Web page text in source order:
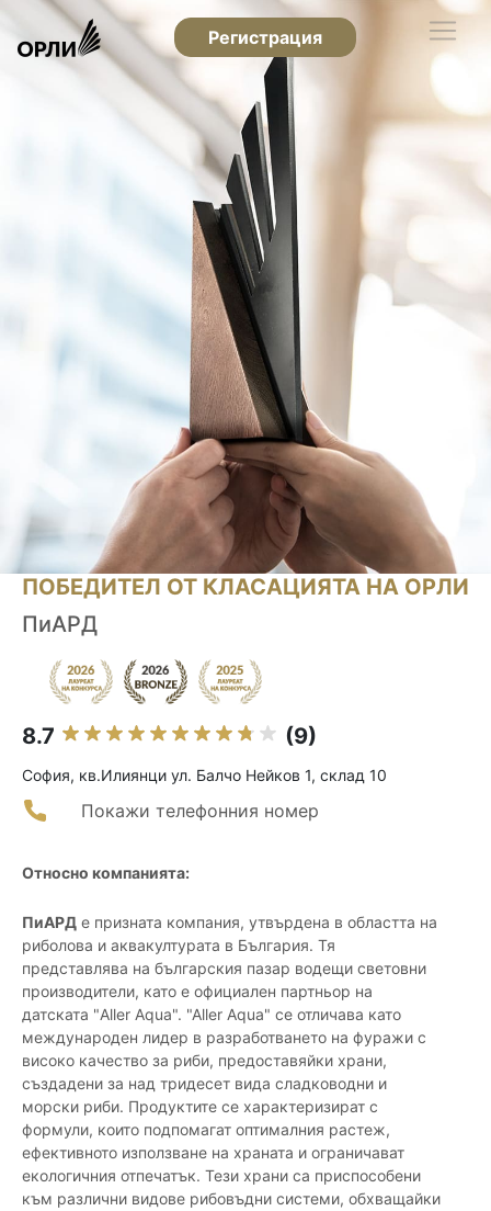
Регистрация
ПОБЕДИТЕЛ ОТ КЛАСАЦИЯТА НА ОРЛИ
ПиАРД
8.7 (9)
София, кв.Илиянци ул. Балчо Нейков 1, склад 10
Покажи телефонния номер
Относно компанията:
ПиАРД е призната компания, утвърдена в областта на
риболова и аквакултурата в България. Тя
представлява на българския пазар водещи световни
производители, като е официален партньор на
датската "Aller Aqua". "Aller Aqua" се отличава като
международен лидер в разработването на фуражи с
високо качество за риби, предоставяйки храни,
създадени за над тридесет вида сладководни и
морски риби. Продуктите се характеризират с
формули, които подпомагат оптималния растеж,
ефективното използване на храната и ограничават
екологичния отпечатък. Тези храни са приспособени
към различни видове рибовъдни системи, обхващайки